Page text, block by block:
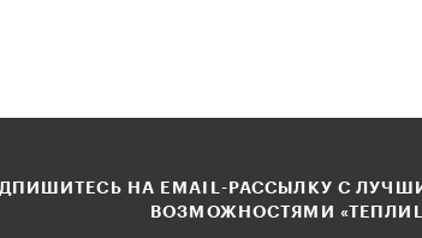
НА EMAIL-РАССЫЛКУ С
ВОЗМОЖНОСТЯМИ